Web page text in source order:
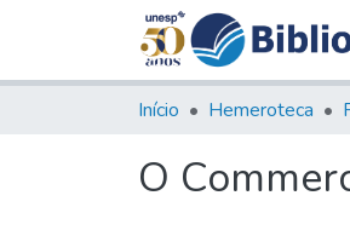
Início Hemeroteca
O